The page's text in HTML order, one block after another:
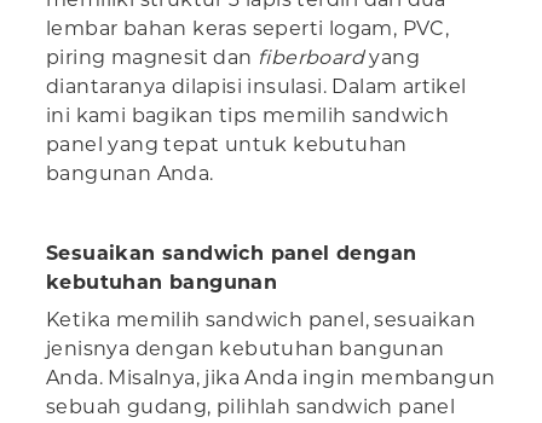
lembar bahan keras seperti logam, PVC,
piring magnesit dan fiberboardyang
diantaranya dilapisi insulasi. Dalam artikel
ini kami bagikan tips memilih sandwich
panel yang tepat untuk kebutuhan
bangunan Anda.
Sesuaikan sandwich panel dengan
kebutuhan bangunan
Ketika memilih sandwich panel, sesuaikan
jenisnya dengan kebutuhan bangunan
Anda. Misalnya, jika Anda ingin membangun
sebuah gudang, pilihlah sandwich panel